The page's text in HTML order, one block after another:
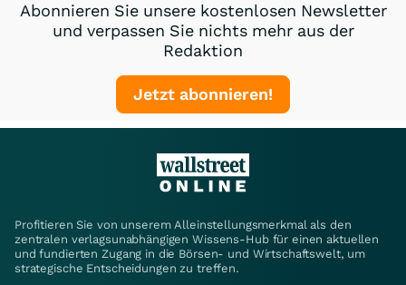
Abonnieren Sie unsere kostenlosen Newsletter
und verpassen Sie nichts mehr aus der
Redaktion
Jetzt abonnieren!
Profitieren Sie von unserem Alleinstellungsmerkmal als den
zentralen verlagsunabhängigen Wissens-Hub für einen aktuellen
und fundierten Zugang in die Börsen- und Wirtschaftswelt, um
strategische Entscheidungen zu treffen.